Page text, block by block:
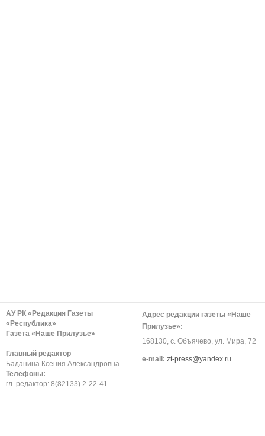
АУ РК «Редакция Газеты
«Республика»
Газета «Наше Прилузье»
Главный редактор
Баданина Ксения Александровна
Телефоны:
гл. редактор: 8(82133) 2-22-41
Адрес редакции газеты «Наше
Прилузье»:
168130, с. Объячево, ул. Мира, 72
е-mail: zt-press@yandex.ru